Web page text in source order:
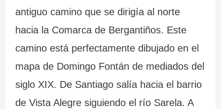
antiguo camino que se dirigía al norte
hacia la Comarca de Bergantiños. Este
camino está perfectamente dibujado en el
mapa de Domingo Fontán de mediados del
siglo XIX. De Santiago salía hacia el barrio
de Vista Alegre siguiendo el río Sarela. A